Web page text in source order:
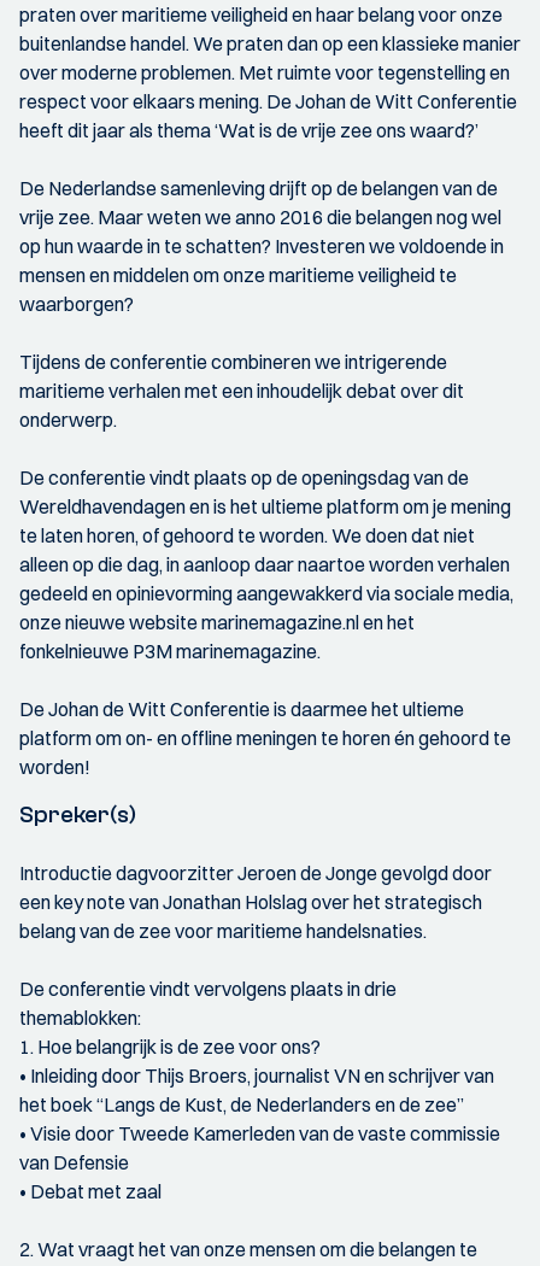
praten over maritieme veiligheid en haar belang voor onze
buitenlandse handel. We praten dan op een klassieke manier
over moderne problemen. Met ruimte voor tegenstelling en
respect voor elkaars mening. De Johan de Witt Conferentie
heeft dit jaar als thema ‘Wat is de vrije zee ons waard?’
De Nederlandse samenleving drijft op de belangen van de
vrije zee. Maar weten we anno 2016 die belangen nog wel
op hun waarde in te schatten? Investeren we voldoende in
mensen en middelen om onze maritieme veiligheid te
waarborgen?
Tijdens de conferentie combineren we intrigerende
maritieme verhalen met een inhoudelijk debat over dit
onderwerp.
De conferentie vindt plaats op de openingsdag van de
Wereldhavendagen en is het ultieme platform om je mening
te laten horen, of gehoord te worden. We doen dat niet
alleen op die dag, in aanloop daar naartoe worden verhalen
gedeeld en opinievorming aangewakkerd via sociale media,
onze nieuwe website marinemagazine.nl en het
fonkelnieuwe P3M marinemagazine.
De Johan de Witt Conferentie is daarmee het ultieme
platform om on- en offline meningen te horen én gehoord te
worden!
Spreker(s)
Introductie dagvoorzitter Jeroen de Jonge gevolgd door
een key note van Jonathan Holslag over het strategisch
belang van de zee voor maritieme handelsnaties.
De conferentie vindt vervolgens plaats in drie
themablokken:
1. Hoe belangrijk is de zee voor ons?
• Inleiding door Thijs Broers, journalist VN en schrijver van
het boek “Langs de Kust, de Nederlanders en de zee”
• Visie door Tweede Kamerleden van de vaste commissie
van Defensie
• Debat met zaal
2. Wat vraagt het van onze mensen om die belangen te